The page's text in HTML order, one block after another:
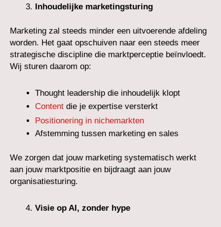
Inhoudelijke marketingsturing
Marketing zal steeds minder een uitvoerende afdeling
worden. Het gaat opschuiven naar een steeds meer
strategische discipline die marktperceptie beïnvloedt.
Wij sturen daarom op:
Thought leadership die inhoudelijk klopt
Content die je expertise versterkt
Positionering in nichemarkten
Afstemming tussen marketing en sales
We zorgen dat jouw marketing systematisch werkt
aan jouw marktpositie en bijdraagt aan jouw
organisatiesturing.
Visie op AI, zonder hype